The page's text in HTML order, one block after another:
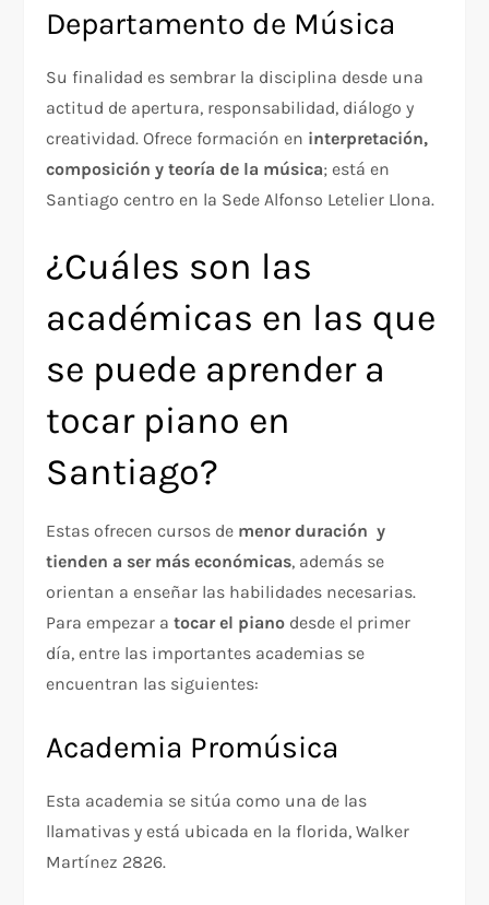
Departamento de Música
Su finalidad es sembrar la disciplina desde una
actitud de apertura, responsabilidad, diálogo y
creatividad. Ofrece formación en interpretación,
composición y teoría de la música; está en
Santiago centro en la Sede Alfonso Letelier Llona.
¿Cuáles son las
académicas en las que
se puede aprender a
tocar piano en
Santiago?
Estas ofrecen cursos de menor duración y
tienden a ser más económicas, además se
orientan a enseñar las habilidades necesarias.
Para empezar atocar el piano desde el primer
día, entre las importantes academias se
encuentran las siguientes:
Academia Promúsica
Esta academia se sitúa como una de las
llamativas y está ubicada en la florida, Walker
Martínez 2826.